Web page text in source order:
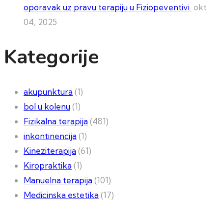
oporavak uz pravu terapiju u Fiziopeventivi okt
04, 2025
Kategorije
akupunktura(1)
bol u kolenu(1)
Fizikalna terapija(481)
inkontinencija(1)
Kineziterapija(61)
Kiropraktika(1)
Manuelna terapija(101)
Medicinska estetika(17)